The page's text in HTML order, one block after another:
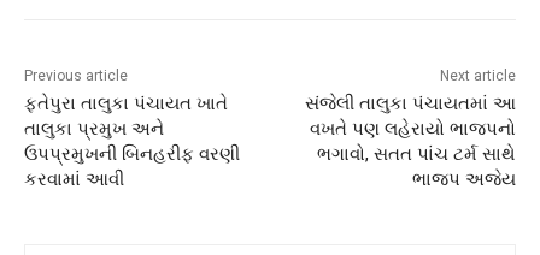
Previous article
ફતેપુરા તાલુકા પંચાયત ખાતે
તાલુકા પ્રમુખ અને
ઉપપ્રમુખની બિનહરીફ વરણી
કરવામાં આવી
Next article
સંજેલી તાલુકા પંચાયતમાં આ
વખતે પણ લહેરાયો ભાજપનો
ભગાવો, સતત પાંચ ટર્મ સાથે
ભાજપ અજેય